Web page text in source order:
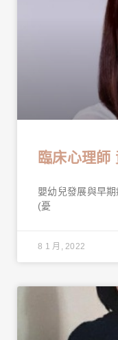
臨床心理師
嬰幼兒發展與早
(憂
8 1 月, 2022